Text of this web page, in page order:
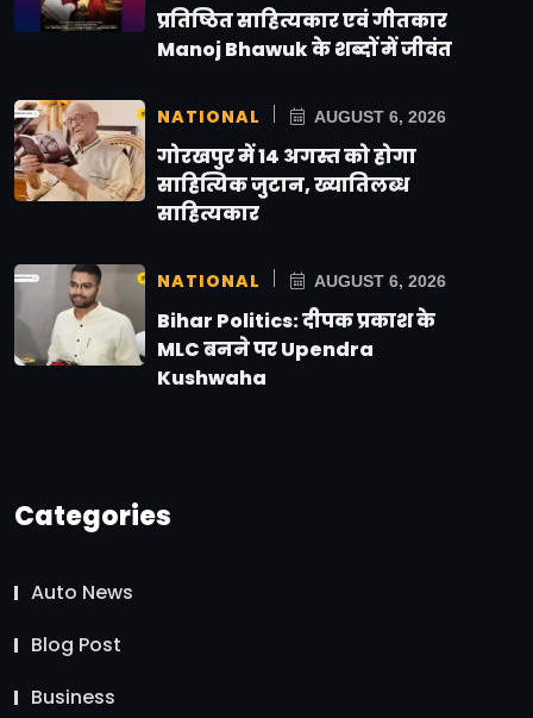
प्रतिष्ठित साहित्यकार एवं गीतकार
Manoj Bhawuk के शब्दों में जीवंत
NATIONAL AUGUST 6, 2026
गोरखपुर में 14 अगस्त को होगा
साहित्यिक जुटान, ख्यातिलब्ध
साहित्यकार
NATIONAL AUGUST 6, 2026
Bihar Politics: दीपक प्रकाश के
MLC बनने पर Upendra
Kushwaha
Categories
Auto News
Blog Post
Business